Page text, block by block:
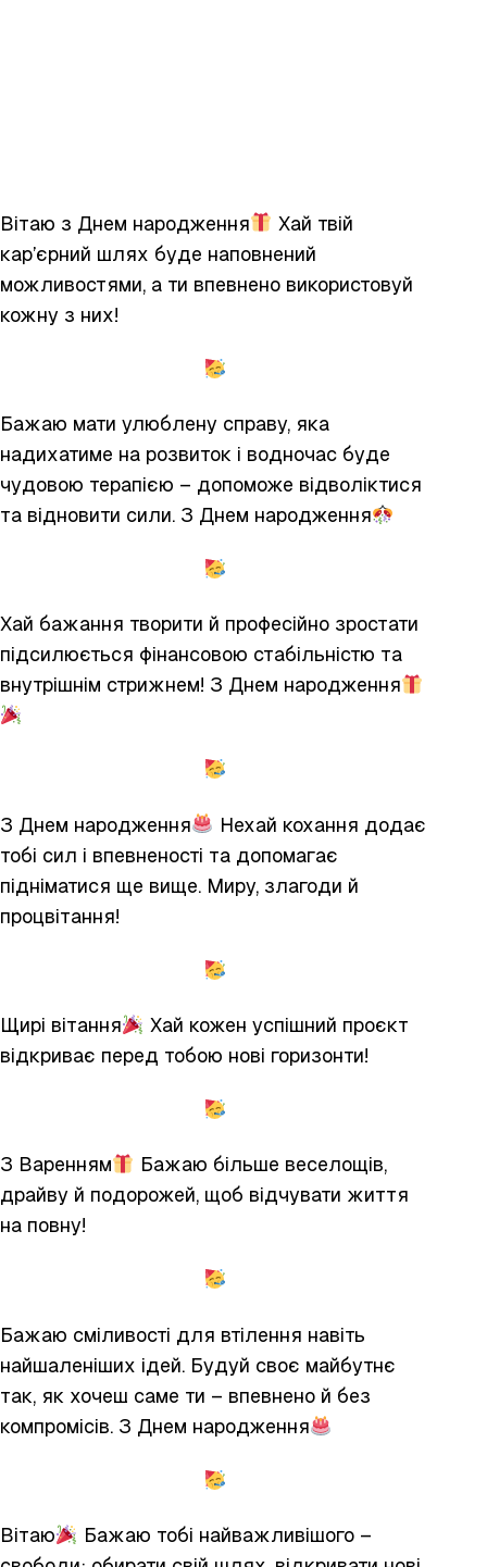
Вітаю з Днем народження
Хай твій
кар’єрний шлях буде наповнений
можливостями, а ти впевнено використовуй
кожну з них!
Бажаю мати улюблену справу, яка
надихатиме на розвиток і водночас буде
чудовою терапією – допоможе відволіктися
та відновити сили. З Днем народження
Хай бажання творити й професійно зростати
підсилюється фінансовою стабільністю та
внутрішнім стрижнем! З Днем народження
З Днем народження
Нехай кохання додає
тобі сил і впевненості та допомагає
підніматися ще вище. Миру, злагоди й
процвітання!
Щирі вітання
Хай кожен успішний проєкт
відкриває перед тобою нові горизонти!
З Варенням
Бажаю більше веселощів,
драйву й подорожей, щоб відчувати життя
на повну!
Бажаю сміливості для втілення навіть
найшаленіших ідей. Будуй своє майбутнє
так, як хочеш саме ти – впевнено й без
компромісів. З Днем народження
Вітаю
Бажаю тобі найважливішого –